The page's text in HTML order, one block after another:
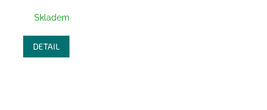
Skladem
DETAIL